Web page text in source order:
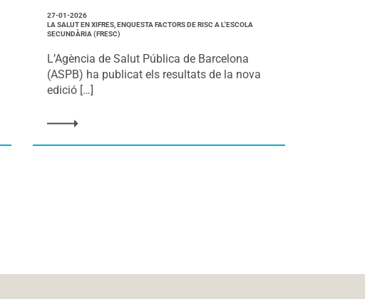
27-01-2026
LA SALUT EN XIFRES, ENQUESTA FACTORS DE RISC A L'ESCOLA
SECUNDÀRIA (FRESC)
L’Agència de Salut Pública de Barcelona
(ASPB) ha publicat els resultats de la nova
edició […]